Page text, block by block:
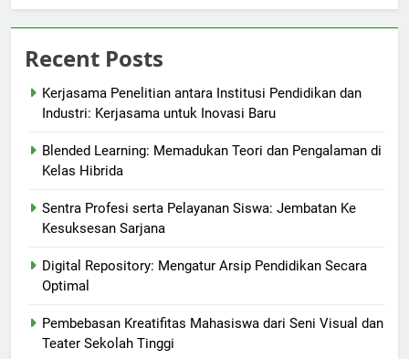
Recent Posts
Kerjasama Penelitian antara Institusi Pendidikan dan
Industri: Kerjasama untuk Inovasi Baru
Blended Learning: Memadukan Teori dan Pengalaman di
Kelas Hibrida
Sentra Profesi serta Pelayanan Siswa: Jembatan Ke
Kesuksesan Sarjana
Digital Repository: Mengatur Arsip Pendidikan Secara
Optimal
Pembebasan Kreatifitas Mahasiswa dari Seni Visual dan
Teater Sekolah Tinggi